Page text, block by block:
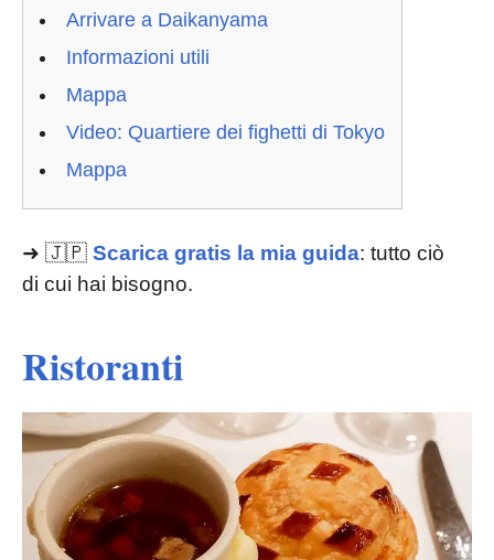
Arrivare a Daikanyama
Informazioni utili
Mappa
Video: Quartiere dei fighetti di Tokyo
Mappa
➜ 🇯🇵 Scarica gratis la mia guida: tutto ciò
di cui hai bisogno.
Ristoranti